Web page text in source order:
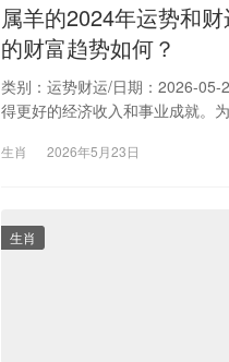
属羊的2024年运势和
的财富趋势如何？
类别：运势财运/日期：2026-05-
得更好的经济收入和事业成就。
生肖 2026年5月23日
生肖